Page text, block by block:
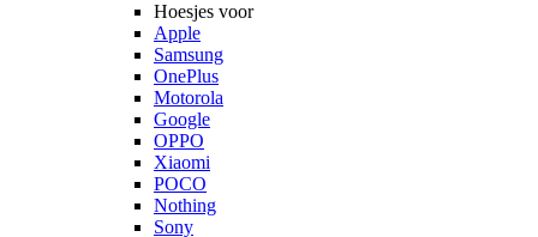
Hoesjes voor
Apple
Samsung
OnePlus
Motorola
Google
OPPO
Xiaomi
POCO
Nothing
Sony